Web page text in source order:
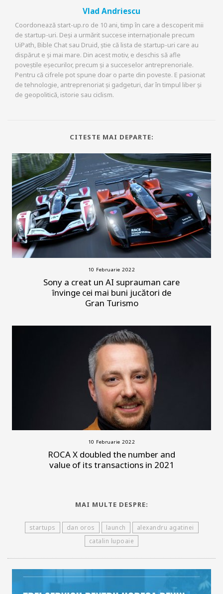
Vlad Andriescu
Coordonează start-up.ro de 10 ani, timp în care a descoperit mii
de startup-uri. Deși a urmărit succese internaționale precum
UiPath, Bible Chat sau Druid, știe că lista de startup-uri care au
dispărut e și mai mare. Din acest motiv, e deschis să afle
poveștile eșecurilor, precum și a succeselor antreprenoriale.
Pentru că cifrele pot spune doar o parte din poveste. E pasionat
de tehnologie, antreprenoriat și gadgeturi, dar în timpul liber și
de geopolitică, istorie sau ciclism.
CITESTE MAI DEPARTE:
10 Februarie 2022
Sony a creat un AI suprauman care
învinge cei mai buni jucători de
Gran Turismo
10 Februarie 2022
ROCA X doubled the number and
value of its transactions in 2021
MAI MULTE DESPRE:
startups dan oros launch
alexandru agatinei
catalin lupoaie